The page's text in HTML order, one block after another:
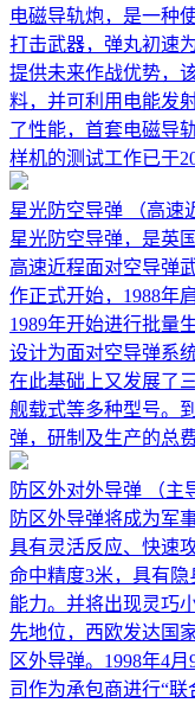
电磁导轨炮，是一种
打击武器，弹丸初速
提供未来作战优势，
料，并可利用电能发
了性能，首套电磁导
样机的测试工作已于
星光防空导弹
（高速
星光防空导弹，是英
高速近程面对空导弹
作正式开始，1988年
1989年开始进行批量
设计为面对空导弹系
在此基础上又发展了
舰载式等多种型号。
弹，研制及生产的总
防区外对外导弹
（主
防区外导弹将成为军
具有灵活反应、快速
命中精度3米，具有
能力。并将出现灵巧
先地位，西欧发达国
区外导弹。1998年4
司作为承包商进行“